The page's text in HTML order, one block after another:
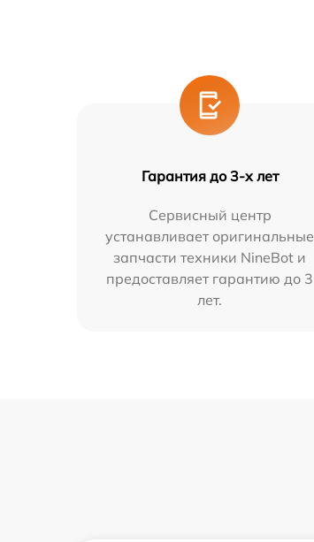
Гарантия до 3-х лет
Сервисный центр
устанавливает оригинальные
запчасти техники NineBot и
предоставляет гарантию до 3
лет.